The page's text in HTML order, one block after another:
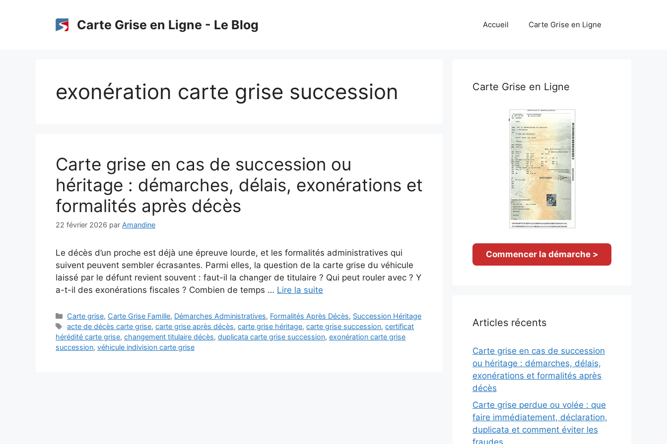
Carte Grise en Ligne - Le Blog Accueil Carte Grise en Ligne
exonération carte grise succession
Carte grise en cas de succession ou
héritage : démarches, délais, exonérations et
formalités après décès
22 février 2026 par Amandine
Le décès d’un proche est déjà une épreuve lourde, et les formalités administratives qui
suivent peuvent sembler écrasantes. Parmi elles, la question de la carte grise du véhicule
laissé par le défunt revient souvent : faut-il la changer de titulaire ? Qui peut rouler avec ? Y
a-t-il des exonérations fiscales ? Combien de temps … Lire la suite
Catégories
Carte grise, Carte Grise Famille, Démarches Administratives, Formalités Après Décès, Succession Héritage
Étiquettes
acte de décès carte grise,carte grise après décès,carte grise héritage,carte grise succession,certificat
hérédité carte grise, changement titulaire décès, duplicata carte grise succession, exonération carte grise
succession, véhicule indivision carte grise
Carte Grise en Ligne
Commencer la démarche >
Articles récents
Carte grise en cas de succession
ou héritage : démarches, délais,
exonérations et formalités après
décès
Carte grise perdue ou volée : que
faire immédiatement, déclaration,
duplicata et comment éviter les
fraudes